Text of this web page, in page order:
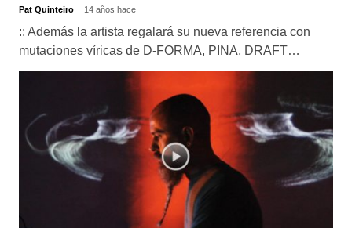
Pat Quinteiro 14 años hace
:: Además la artista regalará su nueva referencia con
mutaciones víricas de D-FORMA, PINA, DRAFT…